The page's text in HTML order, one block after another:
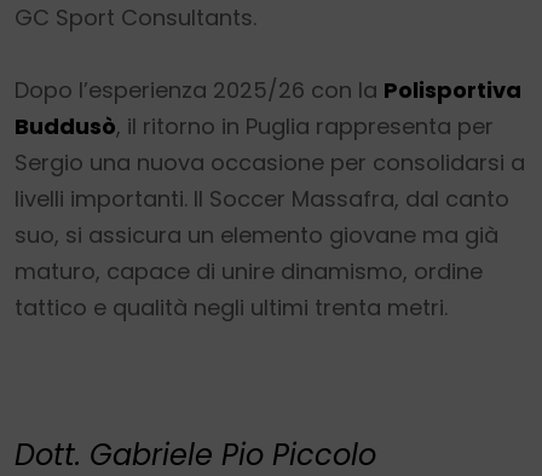
GC Sport Consultants.
Dopo l’esperienza 2025/26 con la Polisportiva
Buddusò, il ritorno in Puglia rappresenta per
Sergio una nuova occasione per consolidarsi a
livelli importanti. Il Soccer Massafra, dal canto
suo, si assicura un elemento giovane ma già
maturo, capace di unire dinamismo, ordine
tattico e qualità negli ultimi trenta metri.
Dott. Gabriele Pio Piccolo